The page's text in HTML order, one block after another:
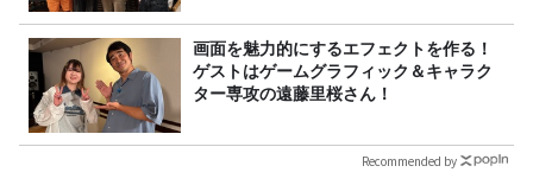
画面を魅力的にするエフェクトを作る！
ゲストはゲームグラフィック＆キャラク
ター専攻の遠藤里桜さん！
Recommended by